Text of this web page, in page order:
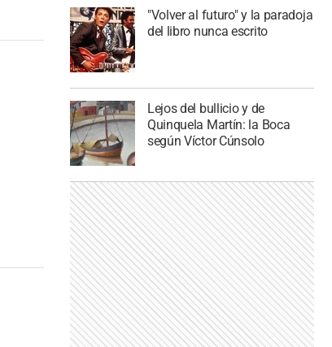
"Volver al futuro" y la paradoja
del libro nunca escrito
Lejos del bullicio y de
Quinquela Martín: la Boca
según Víctor Cúnsolo